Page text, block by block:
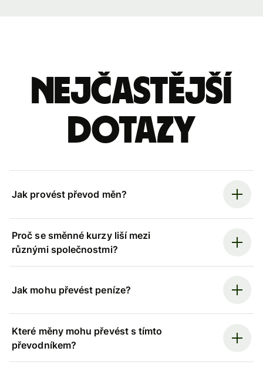
Nejčastější
dotazy
Jak provést převod měn?
Proč se směnné kurzy liší mezi
různými společnostmi?
Jak mohu převést peníze?
Které měny mohu převést s tímto
převodníkem?